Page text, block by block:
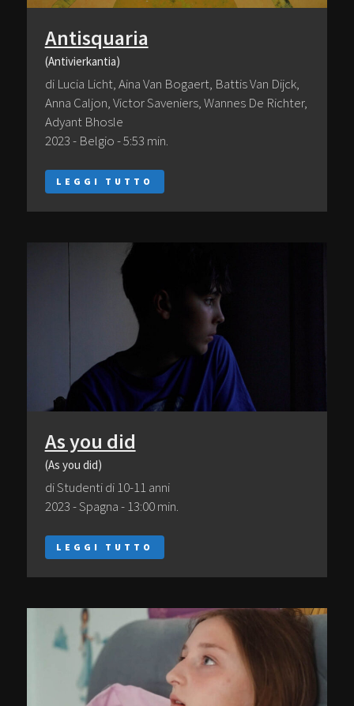
Antisquaria
(Antivierkantia)
di Lucia Licht, Aina Van Bogaert, Battis Van Dijck,
Anna Caljon, Victor Saveniers, Wannes De Richter,
Adyant Bhosle
2023 - Belgio - 5:53 min.
LEGGI TUTTO
As you did
(As you did)
di Studenti di 10-11 anni
2023 - Spagna - 13:00 min.
LEGGI TUTTO